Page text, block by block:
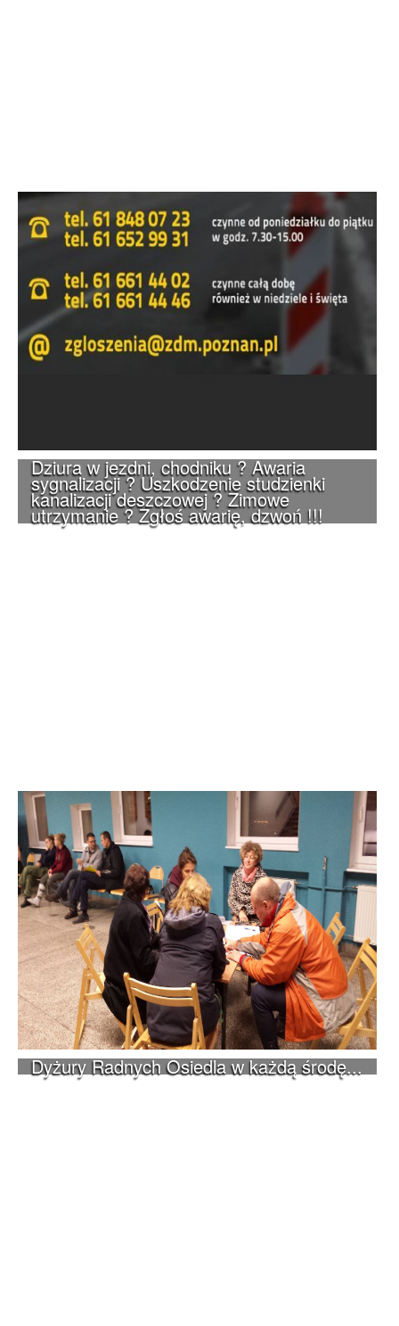
Dziura w jezdni, chodniku ? Awaria
sygnalizacji ? Uszkodzenie studzienki
kanalizacji deszczowej ? Zimowe
utrzymanie ? Zgłoś awarię, dzwoń !!!
Dyżury Radnych Osiedla w każdą środę...